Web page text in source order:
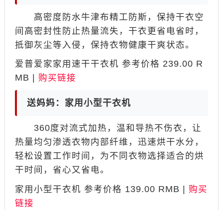
高密度防水牛津布精工防斯，保持干衣空
间高密封性防止热量流失，干衣更省电省时，
抵御灰尘等入侵，保持衣物健康干爽状态。
爱普爱家家用速干干衣机 参考价格 239.00 R
MB | 购买链接
送妈妈：家用小型干衣机
360度对流式加热，温和导热不伤衣，让
热量均匀渗透衣物内部纤维，迅速烘干水分，
轻松设置工作时间，为不同衣物选择适合的烘
干时间，省心又省电。
家用小型干衣机 参考价格 139.00 RMB | 购买
链接